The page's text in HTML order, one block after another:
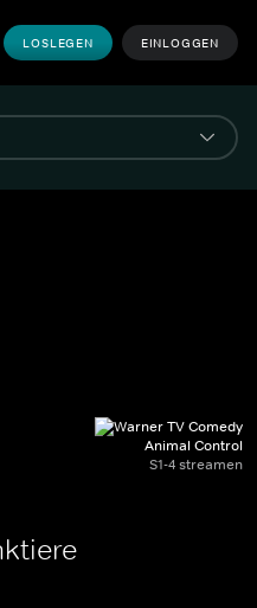
LOSLEGEN EINLOGGEN
Animal Control
S1-4 streamen